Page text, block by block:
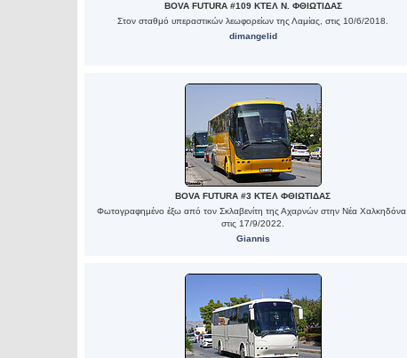
BOVA FUTURA #109 ΚΤΕΛ Ν. ΦΘΙΩΤΙΔΑΣ
Στον σταθμό υπεραστικών λεωφορείων της Λαμίας, στις 10/6/2018.
dimangelid
BOVA FUTURA #3 ΚΤΕΛ ΦΘΙΩΤΙΔΑΣ
Φωτογραφημένο έξω από τον Σκλαβενίτη της Αχαρνών στην Νέα Χαλκηδόνα,
στις 17/9/2022.
Giannis